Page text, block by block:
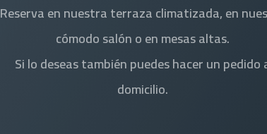
Reserva en nuestra terraza climatizada, en
cómodo salón o en mesas altas.
Si lo deseas también puedes hacer un pedido
domicilio.